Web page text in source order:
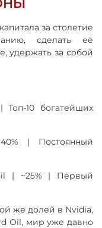
за столетие
сделать её
удержать за собой
10 богатейших
| Постоянный
| ~25% | Первый
же долей в Nvidia,
Oil, мир уже давно